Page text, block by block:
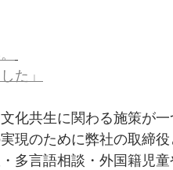
た」
化共生に関わる施策が
現のために弊社の取締
多言語相談・外国籍児